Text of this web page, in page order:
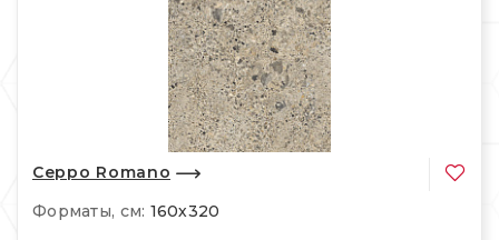
Ceppo Romano
Форматы, см: 160х320